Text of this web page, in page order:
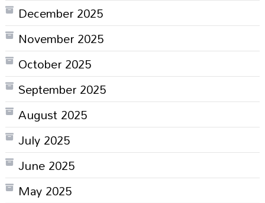
December 2025
November 2025
October 2025
September 2025
August 2025
July 2025
June 2025
May 2025